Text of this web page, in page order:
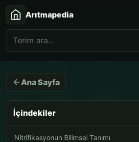
Arıtmapedia
Ana Sayfa
İçindekiler
Nitrifikasyonun Bilimsel Tanımı